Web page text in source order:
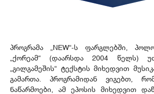
პროგრამა „NEW“-ს ფარგლებში,
„ქორეამ“ (დაარსდა 2004 წელს)
„გილგამეშის“ ტექსტის მიხედვით
გამართა. პროგრამიდან ვიგებთ,
ნაწარმოები, ამ ეპოსის მიხედვით